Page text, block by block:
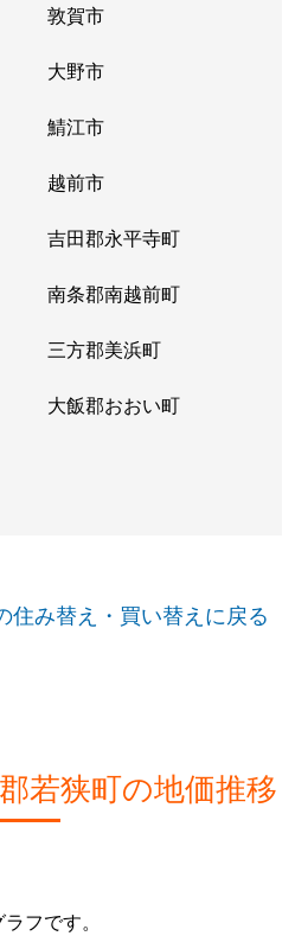
敦賀市
大野市
鯖江市
越前市
吉田郡永平寺町
南条郡南越前町
三方郡美浜町
大飯郡おおい町
住み替え・買い替えに戻る
若狭町の地価推移
フです。